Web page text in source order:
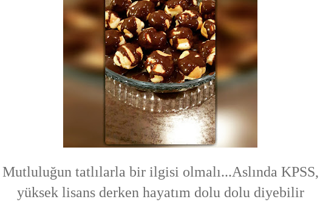
Mutluluğun tatlılarla bir ilgisi olmalı...Aslında KPSS,
yüksek lisans derken hayatım dolu dolu diyebilir